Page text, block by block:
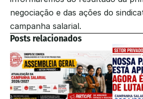
negociação e das ações do
campanha salarial.
Posts relacionados